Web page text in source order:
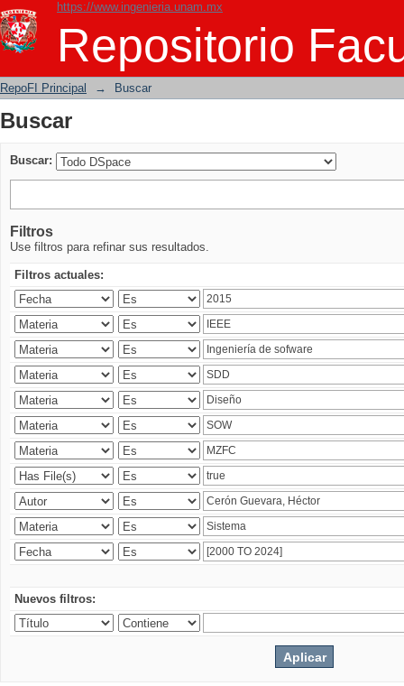
https://www.ingenieria.unam.mx
Repositorio
Buscar
RepoFI Principal → Buscar
Buscar
Buscar:
Filtros
Use filtros para refinar sus resultados.
Filtros actuales:
Nuevos filtros: